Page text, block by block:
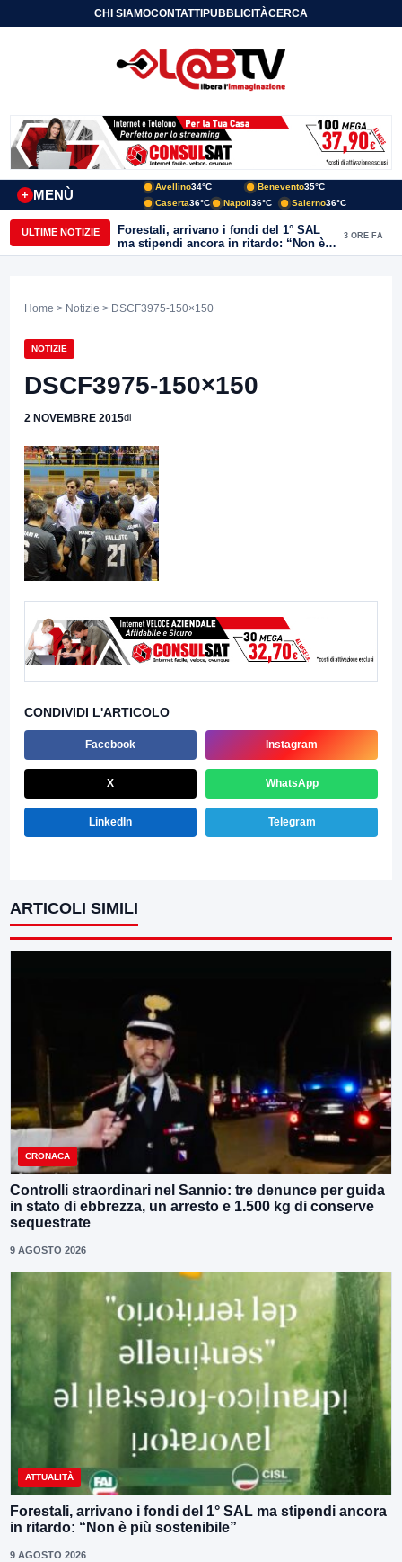
CHI SIAMOCONTATTIPUBBLICITÀCERCA
MENÙ
+
Avellino34°C Benevento35°C
Caserta36°C Napoli36°C Salerno36°C
ULTIME NOTIZIE
Forestali, arrivano i fondi del 1° SAL
ma stipendi ancora in ritardo: “Non è
più sostenibile”
3 ORE FA
Home > Notizie > DSCF3975-150×150
NOTIZIE
DSCF3975-150×150
2 NOVEMBRE 2015di
CONDIVIDI L'ARTICOLO
Facebook Instagram
X WhatsApp
LinkedIn Telegram
ARTICOLI SIMILI
CRONACA
Controlli straordinari nel Sannio: tre denunce per guida
in stato di ebbrezza, un arresto e 1.500 kg di conserve
sequestrate
9 AGOSTO 2026
ATTUALITÀ
Forestali, arrivano i fondi del 1° SAL ma stipendi ancora
in ritardo: “Non è più sostenibile”
9 AGOSTO 2026